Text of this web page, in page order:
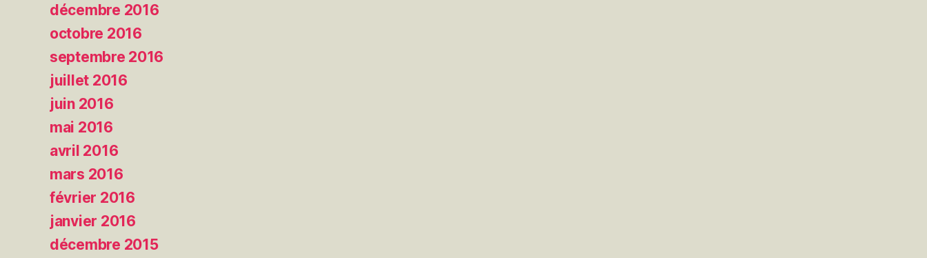
décembre 2016
octobre 2016
septembre 2016
juillet 2016
juin 2016
mai 2016
avril 2016
mars 2016
février 2016
janvier 2016
décembre 2015